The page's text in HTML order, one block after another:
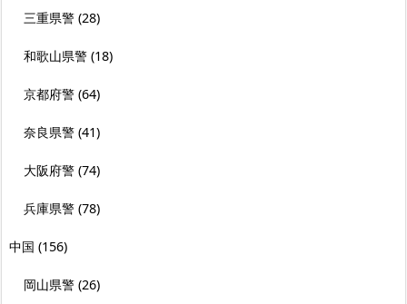
三重県警 (28)
和歌山県警 (18)
京都府警 (64)
奈良県警 (41)
大阪府警 (74)
兵庫県警 (78)
中国 (156)
岡山県警 (26)